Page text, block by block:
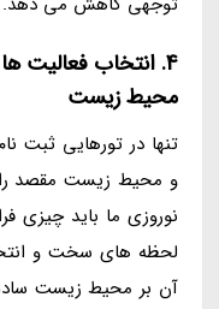
4. انتخاب فعالیت
محیط زیست
تنها در تورهایی ثبت
و محیط زیست مقصد را
نوروزی ما باید چیزی
لحظه های سخت و
آن بر محیط زیست